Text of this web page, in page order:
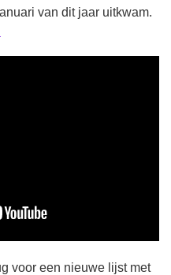
van dit jaar uitkwam.
voor een nieuwe lijst met